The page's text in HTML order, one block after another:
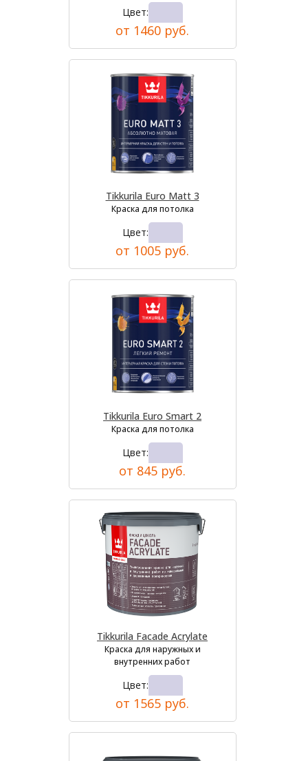
Цвет:
от 1460 руб.
Tikkurila Euro Matt 3
Краска для потолка
Цвет:
от 1005 руб.
Tikkurila Euro Smart 2
Краска для потолка
Цвет:
от 845 руб.
Tikkurila Facade Acrylate
Краска для наружных и
внутренних работ
Цвет:
от 1565 руб.